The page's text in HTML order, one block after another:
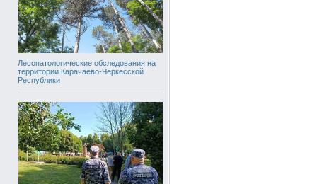
Лесопатологические обследования на
территории Карачаево-Черкесской
Республики